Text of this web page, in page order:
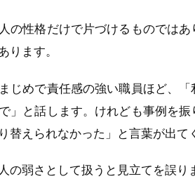
の性格だけで片づけるものでは
ります。
じめで責任感の強い職員ほど、
」と話します。けれども事例を
替えられなかった」と言葉が出て
の弱さとして扱うと見立てを誤り